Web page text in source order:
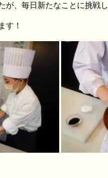
が、毎日新たなことに挑戦し
す！